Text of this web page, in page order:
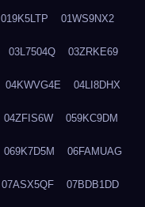
019K5LTP 01WS9NX2
03L7504Q 03ZRKE69
04KWVG4E 04LI8DHX
04ZFIS6W 059KC9DM
069K7D5M 06FAMUAG
07ASX5QF 07BDB1DD